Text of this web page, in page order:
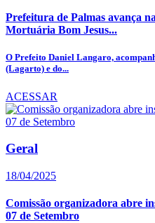
Prefeitura de Palmas avança
Mortuária Bom Jesus...
O Prefeito Daniel Langaro,
(Lagarto) e do...
ACESSAR
Geral
18/04/2025
Comissão organizadora abre
07 de Setembro